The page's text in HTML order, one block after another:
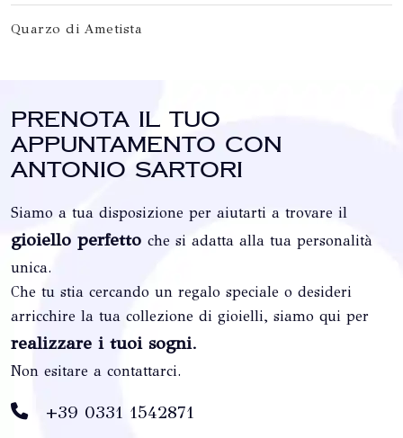
Quarzo di Ametista
Prenota il tuo
appuntamento con
Antonio Sartori
Siamo a tua disposizione per aiutarti a trovare il
gioiello perfetto che si adatta alla tua personalità
unica.
Che tu stia cercando un regalo speciale o desideri
arricchire la tua collezione di gioielli, siamo qui per
realizzare i tuoi sogni.
Non esitare a contattarci.
+39 0331 1542871